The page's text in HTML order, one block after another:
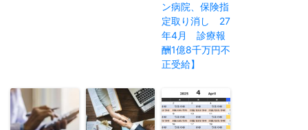
ン病院、保険指
定取り消し 27
年4月 診療報
酬1億8千万円不
正受給】